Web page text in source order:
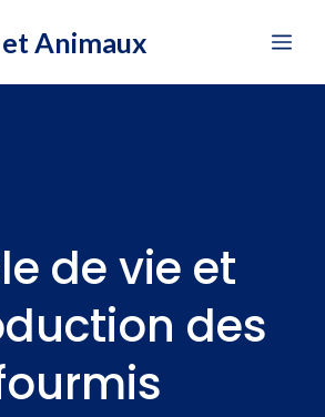
Animaux
de vie et
des